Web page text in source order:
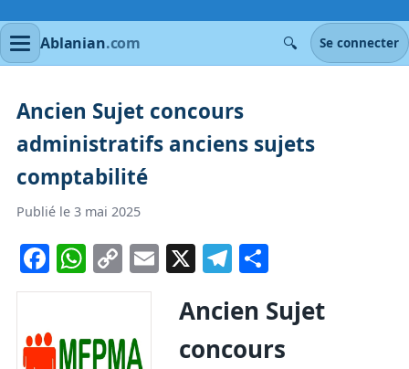
Ablanian.com 🔍 Se connecter
Ancien Sujet concours
administratifs anciens sujets
comptabilité
Publié le 3 mai 2025
Facebook
WhatsApp
Copy
Link
Email
X Telegram
Partager
Ancien Sujet
concours